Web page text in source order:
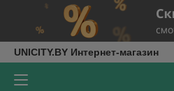
UNICITY.BY Интернет-магазин